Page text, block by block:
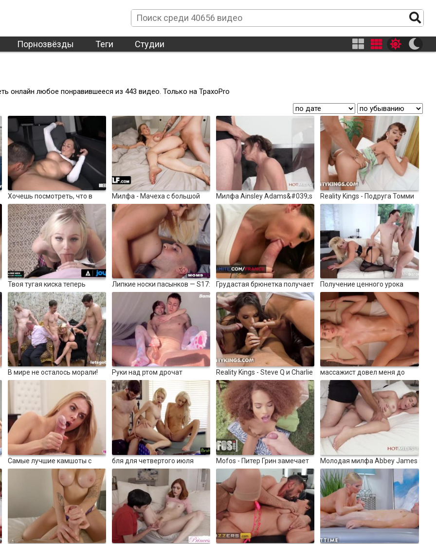
Порнозвёзды Теги Студии
онлайн любое понравившееся из 443 видео. Только на ТрахоPro
10:06
Хочешь посмотреть, что в
моей машине?
10:06
Милфа - Мачеха с большой
задницей Офелия Каан
заставляет своего
похотливого пасынка кончить
глубоко в киску ее милфы
6508 16:56
Милфа Ainsley Adams&#039;s
горло и рывок трахаются!
100%
5884 11:05
Reality Kings - Подруга Томми
Кабрио и Гейшакид очень
возбуждается, пока они
исследуют город
5804
06:50
Твоя тугая киска теперь
принадлежит мне
12:45
Липкие носки пасынков — S17:
E6
100%
4635 12:00
Грудастая брюнетка получает
содомию в отеле
0%
4849 10:10
Получение ценного урока
100%
4659
09:15
В мире не осталось морали!
10:38
Руки над ртом дрочат
большой маслянистый член с
Bambi Bluu и Levi Bluu
100%
3579 08:19
Reality Kings - Steve Q и Charlie
Dean присоединяются к
Angelo Godshack, чтобы
трахнуть Taylee Wood&#039;s
киску и задницу
100%
4294 10:40
массажист довел меня до
оргазма - ангел
100%
4431
10:43
Самые лучшие камшоты с
минетом в видео от первого
08:03
бля для четвертого июля
4312 15:05
Mofos - Питер Грин замечает
горячую красотку Сесилию
Лайон и идет флиртовать с
ней и трахать ее
100%
4099 11:43
Молодая милфа Abbey James
обожает трахаться перед
камерой, поэтому снимает
свое первое порно
100%
4380
11:38 11:43
100%
4721 15:07
100%
4814 37:07
100%